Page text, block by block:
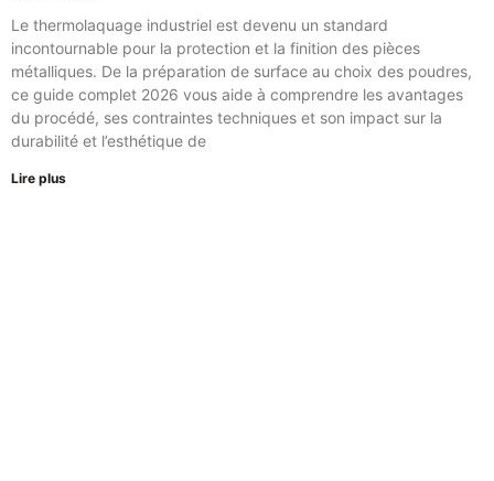
Le thermolaquage industriel est devenu un standard
incontournable pour la protection et la finition des pièces
métalliques. De la préparation de surface au choix des poudres,
ce guide complet 2026 vous aide à comprendre les avantages
du procédé, ses contraintes techniques et son impact sur la
durabilité et l’esthétique de
Lire plus